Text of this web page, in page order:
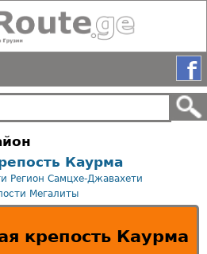
Каурма
Регион Самцхе-Джавахети
Мегалиты
крепость Каурма